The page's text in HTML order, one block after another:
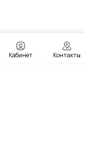
Кабинет Контакты